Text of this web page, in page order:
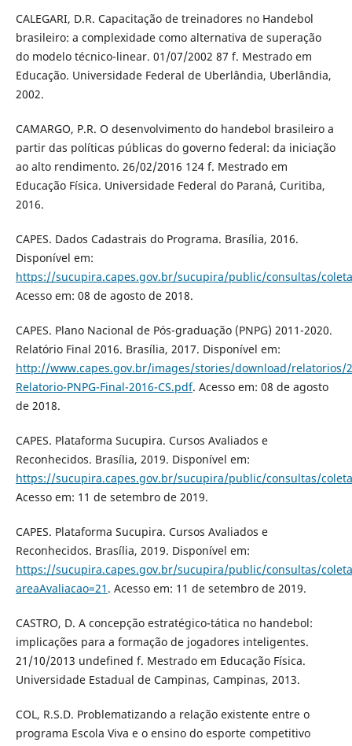
CALEGARI, D.R. Capacitação de treinadores no Handebol
brasileiro: a complexidade como alternativa de superação
do modelo técnico-linear. 01/07/2002 87 f. Mestrado em
Educação. Universidade Federal de Uberlândia, Uberlândia,
2002.
CAMARGO, P.R. O desenvolvimento do handebol brasileiro a
partir das políticas públicas do governo federal: da iniciação
ao alto rendimento. 26/02/2016 124 f. Mestrado em
Educação Física. Universidade Federal do Paraná, Curitiba,
2016.
CAPES. Dados Cadastrais do Programa. Brasília, 2016.
Disponível em:
https://sucupira.capes.gov.br/sucupira/public/consultas/
Acesso em: 08 de agosto de 2018.
CAPES. Plano Nacional de Pós-graduação (PNPG) 2011-2020.
Relatório Final 2016. Brasília, 2017. Disponível em:
http://www.capes.gov.br/images/stories/download/relatorios/
Relatorio-PNPG-Final-2016-CS.pdf. Acesso em: 08 de agosto
de 2018.
CAPES. Plataforma Sucupira. Cursos Avaliados e
Reconhecidos. Brasília, 2019. Disponível em:
https://sucupira.capes.gov.br/sucupira/public/consultas/
Acesso em: 11 de setembro de 2019.
CAPES. Plataforma Sucupira. Cursos Avaliados e
Reconhecidos. Brasília, 2019. Disponível em:
https://sucupira.capes.gov.br/sucupira/public/consultas/
areaAvaliacao=21 . Acesso em: 11 de setembro de 2019.
CASTRO, D. A concepção estratégico-tática no handebol:
implicações para a formação de jogadores inteligentes.
21/10/2013 undefined f. Mestrado em Educação Física.
Universidade Estadual de Campinas, Campinas, 2013.
COL, R.S.D. Problematizando a relação existente entre o
programa Escola Viva e o ensino do esporte competitivo